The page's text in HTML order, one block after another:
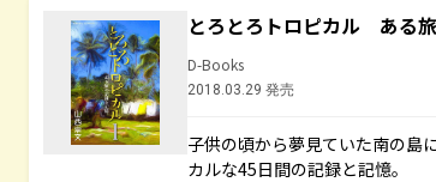
とろとろトロピカル ある
D-Books
2018.03.29 発売
子供の頃から夢見ていた南の島
カルな45日間の記録と記憶。